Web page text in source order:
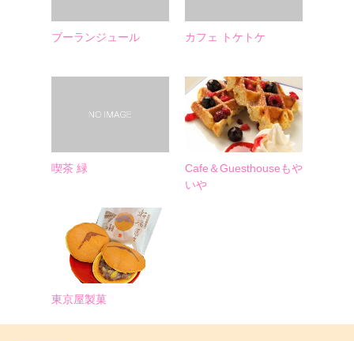
ブーランジュール カフェ トケトケ
喫茶 緑
Cafe＆Guesthouseもや
いや
東京屋製菓